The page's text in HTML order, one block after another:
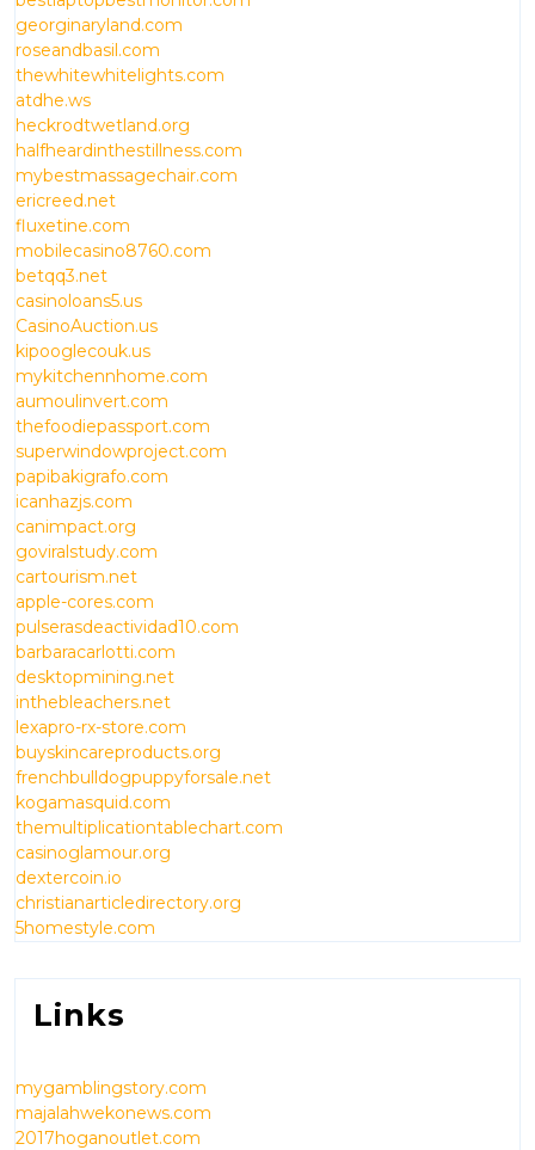
georginaryland.com
roseandbasil.com
thewhitewhitelights.com
atdhe.ws
heckrodtwetland.org
halfheardinthestillness.com
mybestmassagechair.com
ericreed.net
fluxetine.com
mobilecasino8760.com
betqq3.net
casinoloans5.us
CasinoAuction.us
kipooglecouk.us
mykitchennhome.com
aumoulinvert.com
thefoodiepassport.com
superwindowproject.com
papibakigrafo.com
icanhazjs.com
canimpact.org
goviralstudy.com
cartourism.net
apple-cores.com
pulserasdeactividad10.com
barbaracarlotti.com
desktopmining.net
inthebleachers.net
lexapro-rx-store.com
buyskincareproducts.org
frenchbulldogpuppyforsale.net
kogamasquid.com
themultiplicationtablechart.com
casinoglamour.org
dextercoin.io
christianarticledirectory.org
5homestyle.com
Links
mygamblingstory.com
majalahwekonews.com
2017hoganoutlet.com